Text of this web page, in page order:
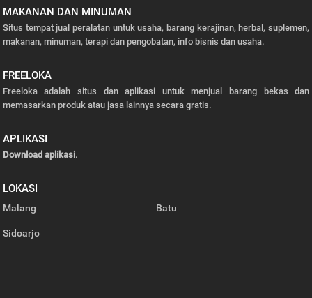
MAKANAN DAN MINUMAN
Situs tempat jual peralatan untuk usaha, barang kerajinan, herbal, suplemen,
makanan, minuman, terapi dan pengobatan, info bisnis dan usaha.
FREELOKA
Freeloka adalah situs dan aplikasi untuk menjual barang bekas dan
memasarkan produk atau jasa lainnya secara gratis.
APLIKASI
Download aplikasi.
LOKASI
Malang Batu
Sidoarjo